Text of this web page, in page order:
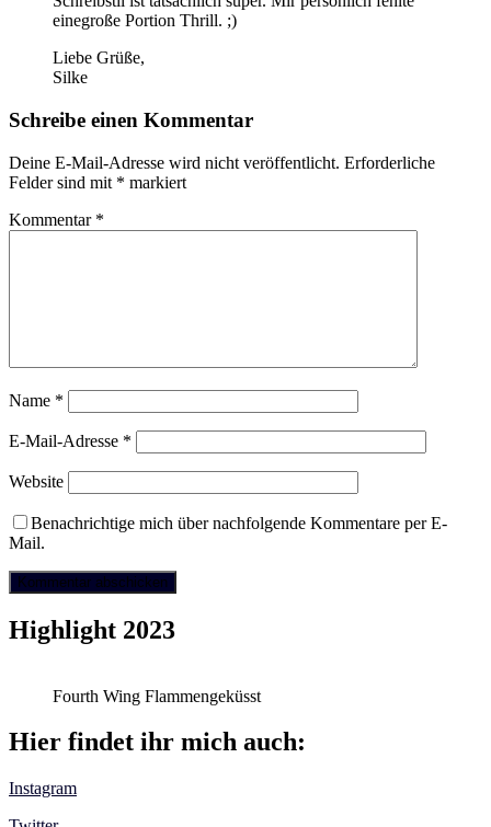
einegroße Portion Thrill. ;)
Liebe Grüße,
Silke
Schreibe einen Kommentar
Deine E-Mail-Adresse wird nicht veröffentlicht. Erforderliche
Felder sind mit * markiert
Kommentar *
Name *
E-Mail-Adresse *
Website
Benachrichtige mich über nachfolgende Kommentare per E-
Mail.
Highlight 2023
Fourth Wing Flammengeküsst
Hier findet ihr mich auch:
Instagram